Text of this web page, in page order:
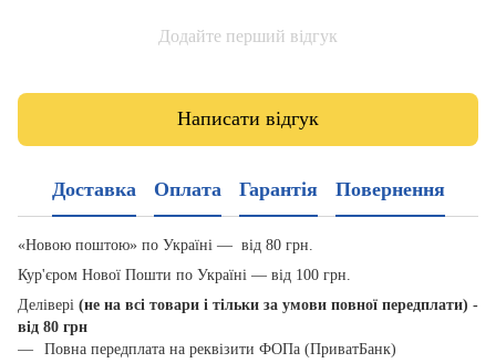
Додайте перший відгук
Написати відгук
Доставка Оплата Гарантія Повернення
«Новою поштою» по Україні — від 80 грн.
Кур'єром Нової Пошти по Україні — від 100 грн.
Делівері (не на всі товари і тільки за умови повної передплати) -
від 80 грн
Повна передплата на реквізити ФОПа (ПриватБанк)